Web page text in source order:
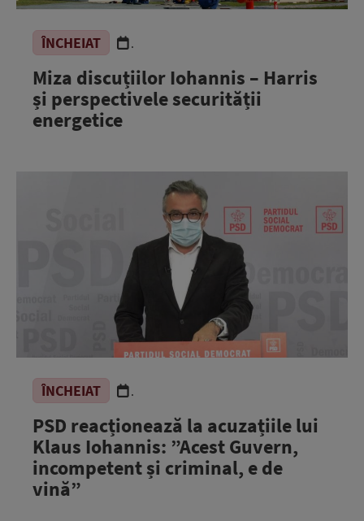
ÎNCHEIAT .
Miza discuțiilor Iohannis – Harris
și perspectivele securității
energetice
ÎNCHEIAT .
PSD reacționează la acuzațiile lui
Klaus Iohannis: ”Acest Guvern,
incompetent și criminal, e de
vină”